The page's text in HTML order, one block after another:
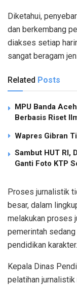
Diketahui,
dan berkembang
diakses setiap
sangat beragam
Related Posts
MPU Banda
Berbasis Riset
Wapres Gibran
Sambut HUT RI,
Ganti Foto KTP
Proses jurnalistik
besar, dalam
melakukan proses
pemerintah
pendidikan karakter.
Kepala Dinas
pelatihan